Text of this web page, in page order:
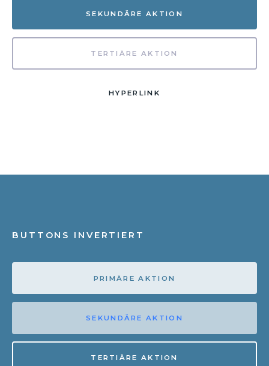
SEKUNDÄRE AKTION
TERTIÄRE AKTION
HYPERLINK
BUTTONS INVERTIERT
PRIMÄRE AKTION
SEKUNDÄRE AKTION
TERTIÄRE AKTION